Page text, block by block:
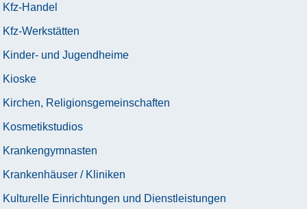
Kfz-Handel
Kfz-Werkstätten
Kinder- und Jugendheime
Kioske
Kirchen, Religionsgemeinschaften
Kosmetikstudios
Krankengymnasten
Krankenhäuser / Kliniken
Kulturelle Einrichtungen und Dienstleistungen